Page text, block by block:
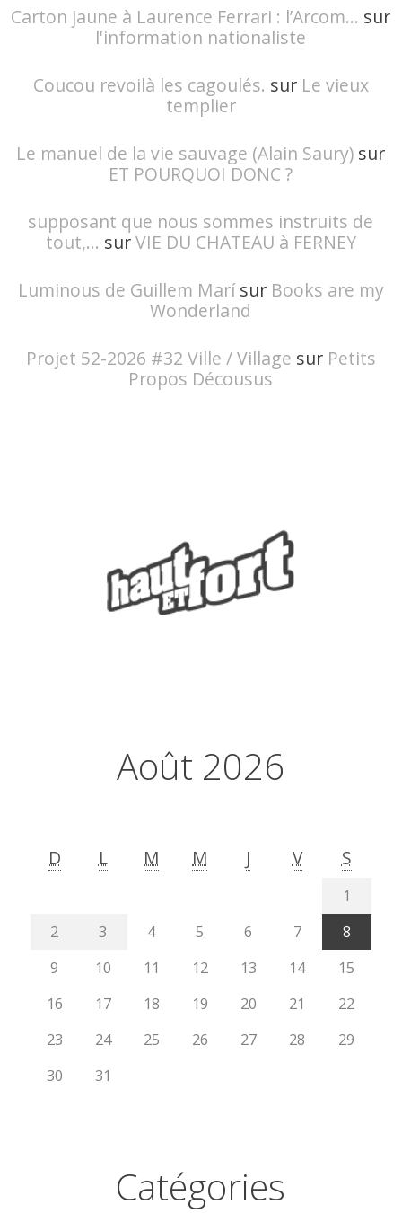
Carton jaune à Laurence Ferrari : l’Arcom... sur
l'information nationaliste
Coucou revoilà les cagoulés. sur Le vieux
templier
Le manuel de la vie sauvage (Alain Saury) sur
ET POURQUOI DONC ?
supposant que nous sommes instruits de
tout,... surVIE DU CHATEAU à FERNEY
Luminous de Guillem Marísur Books are my
Wonderland
Projet 52-2026 #32 Ville / Village sur Petits
Propos Décousus
Août 2026
D L M M J V S
1
2
3 4 5 6 7
8
9
10 11 12 13 14
15
16
17 18 19 20 21
22
23
24 25 26 27 28
29
30
31
Catégories